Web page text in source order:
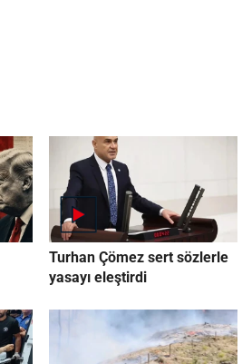
Turhan Çömez sert sözlerle
yasayı eleştirdi